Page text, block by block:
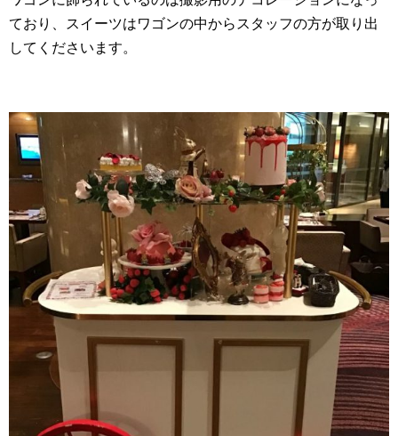
ており、スイーツはワゴンの中からスタッフの方が取り出
してくださいます。